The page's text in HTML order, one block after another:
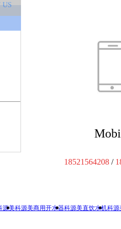
US
18521564208 /
源美科源美商用开水器科源美直饮水机科源